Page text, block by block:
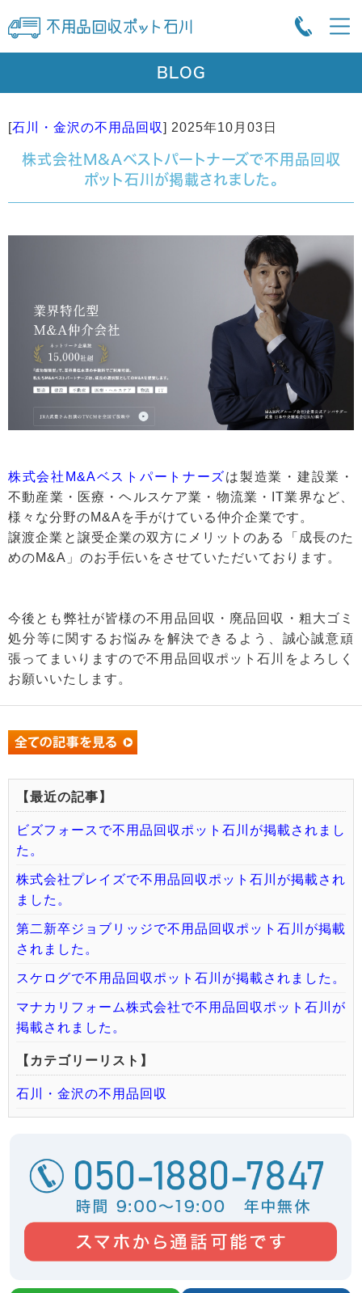
BLOG
[石川・金沢の不用品回収] 2025年10月03日
株式会社M&Aベストパートナーズで不用品回収
ポット石川が掲載されました。
株式会社M&Aベストパートナーズは製造業・建設業・
不動産業・医療・ヘルスケア業・物流業・IT業界など、
様々な分野のM&Aを手がけている仲介企業です。
譲渡企業と譲受企業の双方にメリットのある「成長のた
めのM&A」のお手伝いをさせていただいております。
今後とも弊社が皆様の不用品回収・廃品回収・粗大ゴミ
処分等に関するお悩みを解決できるよう、誠心誠意頑
張ってまいりますので不用品回収ポット石川をよろしく
お願いいたします。
【最近の記事】
ビズフォースで不用品回収ポット石川が掲載されまし
た。
株式会社プレイズで不用品回収ポット石川が掲載され
ました。
第二新卒ジョブリッジで不用品回収ポット石川が掲載
されました。
スケログで不用品回収ポット石川が掲載されました。
マナカリフォーム株式会社で不用品回収ポット石川が
掲載されました。
【カテゴリーリスト】
石川・金沢の不用品回収